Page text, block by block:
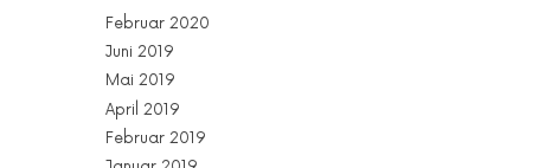
Februar 2020
Juni 2019
Mai 2019
April 2019
Februar 2019